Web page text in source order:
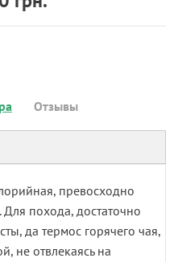
Отзывы
превосходно
похода, достаточно
да термос горячего чая,
не отвлекаясь на